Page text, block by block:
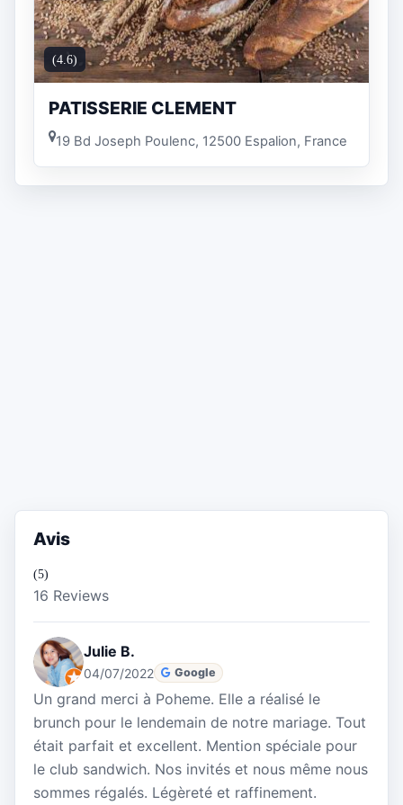
(4.6)
PATISSERIE CLEMENT
19 Bd Joseph Poulenc, 12500 Espalion, France
Avis
(5)
16 Reviews
Julie B.
04/07/2022 Google
Un grand merci à Poheme. Elle a réalisé le
brunch pour le lendemain de notre mariage. Tout
était parfait et excellent. Mention spéciale pour
le club sandwich. Nos invités et nous même nous
sommes régalés. Légèreté et raffinement.